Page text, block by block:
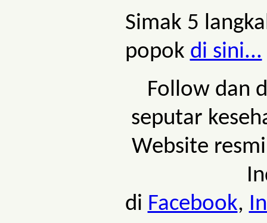
Simak 5
popok di sini...
Follow dan
seputar
Website
di Facebook,